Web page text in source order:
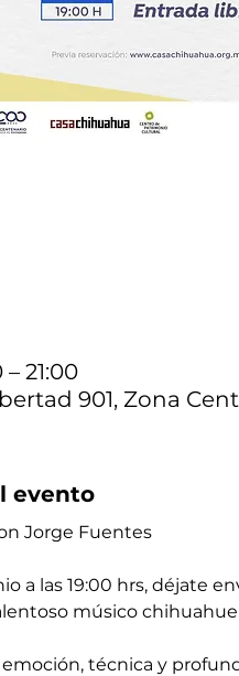
21:00
901, Zona
evento
Jorge Fuentes
a las 19:00 hrs, déjate
músico
técnica y